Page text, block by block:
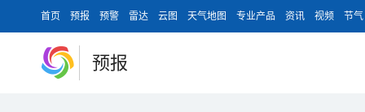
首页 预报 预警 雷达 云图 天气地图 专业产品 资讯 视频 节气
预报